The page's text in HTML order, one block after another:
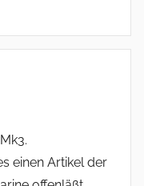
einen Artikel der